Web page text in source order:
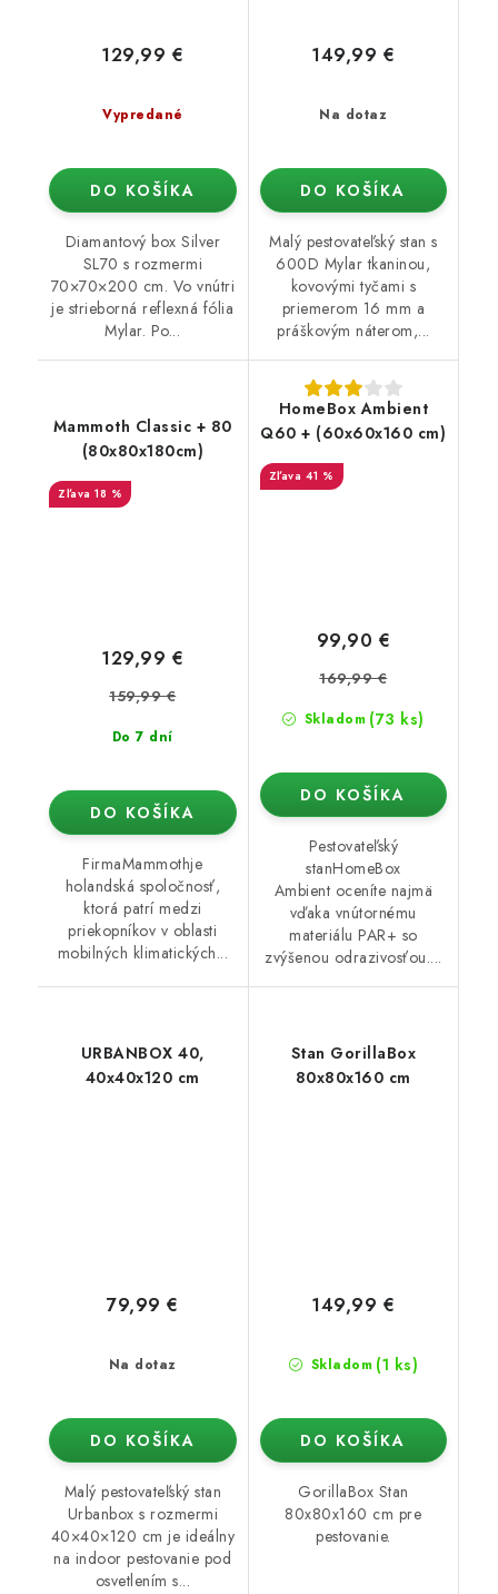
Vypredané
129,99 €
DO KOŠÍKA
Diamantový box Silver
SL70 s rozmermi
70×70×200 cm. Vo vnútri
je strieborná reflexná fólia
Mylar. Po...
Na dotaz
149,99 €
DO KOŠÍKA
Malý pestovateľský stan s
600D Mylar tkaninou,
kovovými tyčami s
priemerom 16 mm a
práškovým náterom,...
Mammoth Classic + 80
(80x80x180cm)
18 %
Do 7 dní
129,99 €
159,99 €
DO KOŠÍKA
FirmaMammothje
holandská spoločnosť,
ktorá patrí medzi
priekopníkov v oblasti
mobilných klimatických...
HomeBox Ambient
Q60 + (60x60x160 cm)
41 %
Skladom (73 ks)
99,90 €
169,99 €
DO KOŠÍKA
Pestovateľský
stanHomeBox
Ambient oceníte najmä
vďaka vnútornému
materiálu PAR+ so
zvýšenou odrazivosťou....
URBANBOX 40,
40x40x120 cm
Na dotaz
79,99 €
DO KOŠÍKA
Malý pestovateľský stan
Urbanbox s rozmermi
40×40×120 cm je ideálny
na indoor pestovanie pod
osvetlením s...
Stan GorillaBox
80x80x160 cm
Skladom (1 ks)
149,99 €
DO KOŠÍKA
GorillaBox Stan
80x80x160 cm pre
pestovanie.